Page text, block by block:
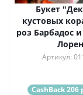
Букет
кустовых
роз Барбадос
Лорен
Артикул:
CashBack 206